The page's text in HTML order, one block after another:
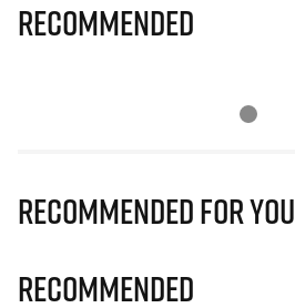
Recommended
Recommended for you
Recommended